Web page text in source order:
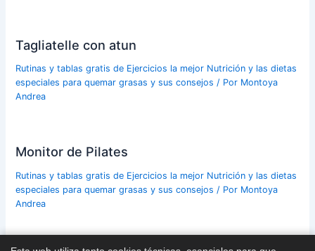
Tagliatelle con atun
Rutinas y tablas gratis de Ejercicios la mejor Nutrición y las dietas
especiales para quemar grasas y sus consejos / Por Montoya
Andrea
Monitor de Pilates
Rutinas y tablas gratis de Ejercicios la mejor Nutrición y las dietas
especiales para quemar grasas y sus consejos / Por Montoya
Andrea